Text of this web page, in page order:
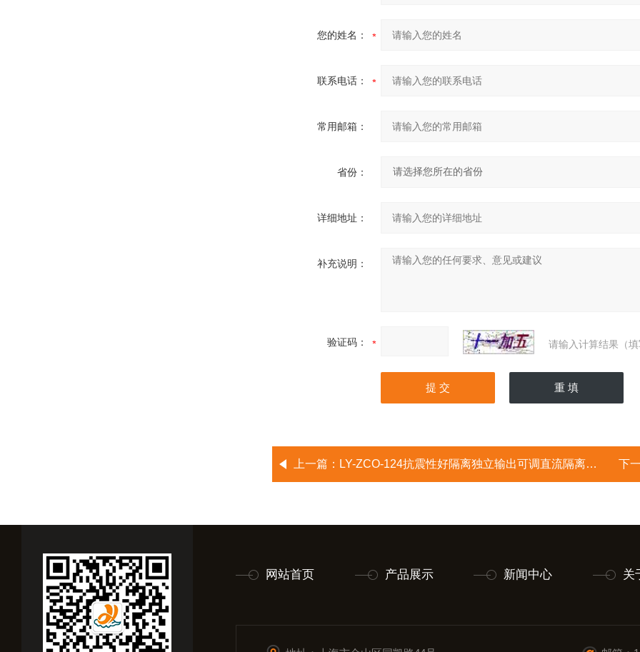
您的姓名：
联系电话：
常用邮箱：
省份：
详细地址：
补充说明：
验证码： 请输入计算结果（
上一篇： LY-ZCO-124抗震性好隔离独立输出可调直流隔离电源 下
网站首页 产品展示 新闻中心 关